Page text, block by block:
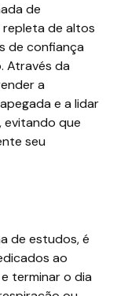
de
de altos
de confiança
Através da
a
e a lidar
evitando que
seu
de estudos, é
ao
terminar o dia